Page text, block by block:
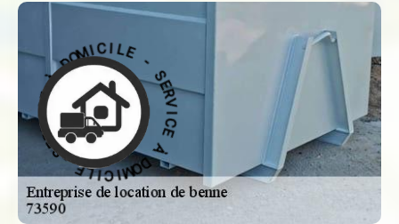
S
E
R
V
I
C
E
À
D
O
M
I
C
ILE - SE R
VI
C
E
À
D
O
M
I
C
I
L
E
-